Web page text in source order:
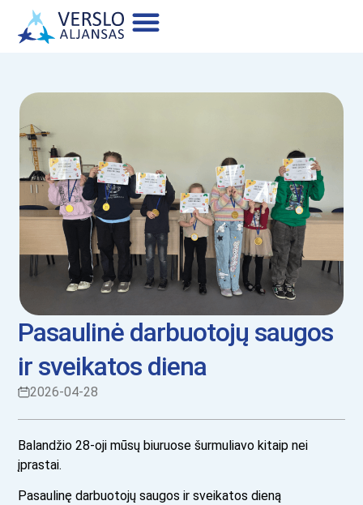
Pasaulinė darbuotojų saugos
ir sveikatos diena
2026-04-28
Balandžio 28-oji mūsų biuruose šurmuliavo kitaip nei
įprastai.
Pasaulinę darbuotojų saugos ir sveikatos dieną